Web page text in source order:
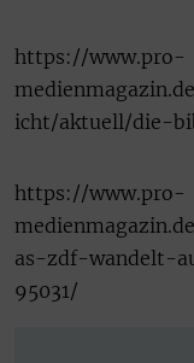
https://www.pro-
icht/aktuell/die-
https://www.pro-
as-zdf-wandelt-
95031/